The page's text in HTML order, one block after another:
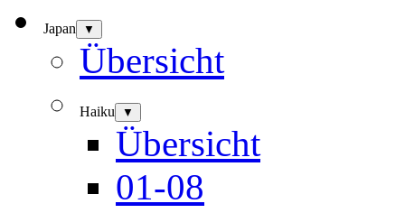
Japan ▼
Übersicht
Haiku ▼
Übersicht
01-08